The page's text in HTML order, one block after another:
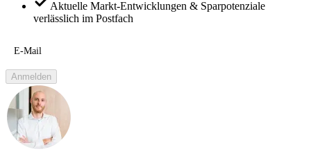
Aktuelle Markt-Entwicklungen & Sparpotenziale
verlässlich im Postfach
E-Mail
Anmelden